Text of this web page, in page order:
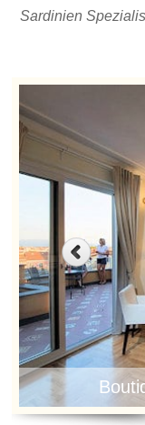
Sardinien